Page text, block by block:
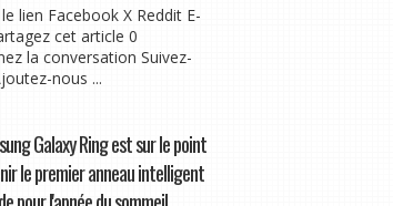
lien Facebook X Reddit E-
cet article 0
la conversation Suivez-
nous ...
Galaxy Ring est sur le point
le premier anneau intelligent